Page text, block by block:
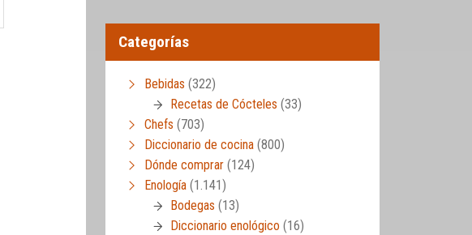
Categorías
Bebidas (322)
Recetas de Cócteles (33)
Chefs (703)
Diccionario de cocina (800)
Dónde comprar (124)
Enología (1.141)
Bodegas (13)
Diccionario enológico (16)